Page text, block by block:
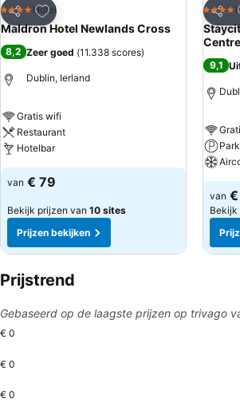
Delen
Toevoegen aan favorieten
4 SterrenHotel
Maldron Hotel Newlands Cross
8,2 Zeer goed (11.338 scores)
Dublin, Ierland
Gratis wifi
Restaurant
Hotelbar
van € 79
Bekijk prijzen van 10 sites
Prijzen bekijken
Delen
4
Centre
9,1
van
Bekijk
Prijstrend
Gebaseerd op de laagste prijzen op trivago
€ 0
€ 0
€ 0